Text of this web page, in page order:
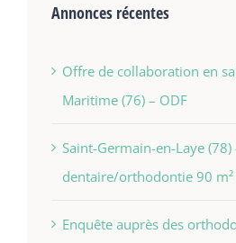
Annonces récentes
Offre de collaboration en
Maritime (76) – ODF
Saint-Germain-en-Laye
dentaire/orthodontie 90
Enquête auprès des